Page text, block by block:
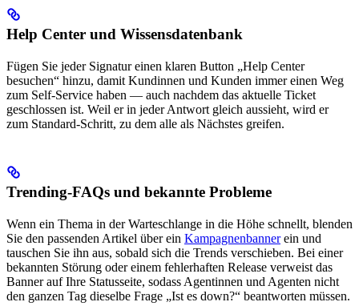
Help Center und Wissensdatenbank
Fügen Sie jeder Signatur einen klaren Button „Help Center
besuchen“ hinzu, damit Kundinnen und Kunden immer einen Weg
zum Self-Service haben — auch nachdem das aktuelle Ticket
geschlossen ist. Weil er in jeder Antwort gleich aussieht, wird er
zum Standard-Schritt, zu dem alle als Nächstes greifen.
Trending-FAQs und bekannte Probleme
Wenn ein Thema in der Warteschlange in die Höhe schnellt, blenden
Sie den passenden Artikel über ein Kampagnenbannerein und
tauschen Sie ihn aus, sobald sich die Trends verschieben. Bei einer
bekannten Störung oder einem fehlerhaften Release verweist das
Banner auf Ihre Statusseite, sodass Agentinnen und Agenten nicht
den ganzen Tag dieselbe Frage „Ist es down?“ beantworten müssen.